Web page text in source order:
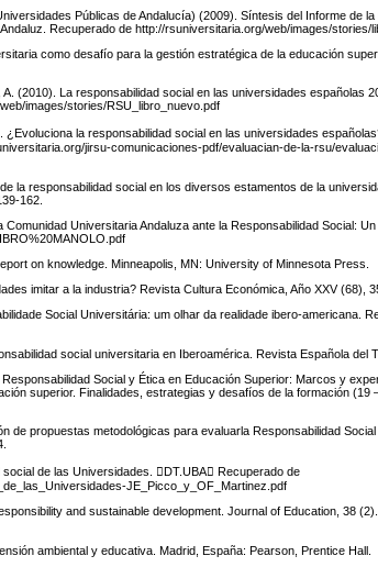
Públicas de Andalucía) (2009). Síntesis del Informe de
Recuperado de http://rsuniversitaria.org/web/images/stories/
como desafío para la gestión estratégica de la educación
(2010). La responsabilidad social en las universidades españolas
images/stories/RSU_libro_nuevo.pdf
la responsabilidad social en las universidades
jirsu-comunicaciones-pdf/evaluacian-de-la-rsu/
la responsabilidad social en los diversos estamentos de la
162.
Universitaria Andaluza ante la Responsabilidad Social:
on knowledge. Minneapolis, MN: University of Minnesota Press.
imitar a la industria? Revista Cultura Económica, Año XXV (68),
Social Universitária: um olhar da realidade ibero-americana.
social universitaria en Iberoamérica. Revista Española del
Social y Ética en Educación Superior: Marcos y
superior. Finalidades, estrategias y desafíos de la formación (19
de propuestas metodológicas para evaluarla Responsabilidad
de las Universidades. DT.UBA Recuperado de
JE_Picco_y_OF_Martinez.pdf
and sustainable development. Journal of Education, 38
ambiental y educativa. Madrid, España: Pearson, Prentice Hall.